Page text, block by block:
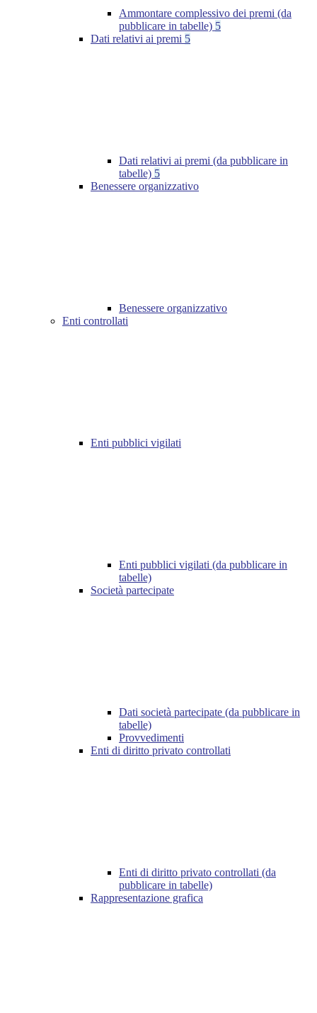
Ammontare complessivo dei premi (da
pubblicare in tabelle) 5
Dati relativi ai premi 5
Dati relativi ai premi (da pubblicare in
tabelle) 5
Benessere organizzativo
Benessere organizzativo
Enti controllati
Enti pubblici vigilati
Enti pubblici vigilati (da pubblicare in
tabelle)
Società partecipate
Dati società partecipate (da pubblicare in
tabelle)
Provvedimenti
Enti di diritto privato controllati
Enti di diritto privato controllati (da
pubblicare in tabelle)
Rappresentazione grafica